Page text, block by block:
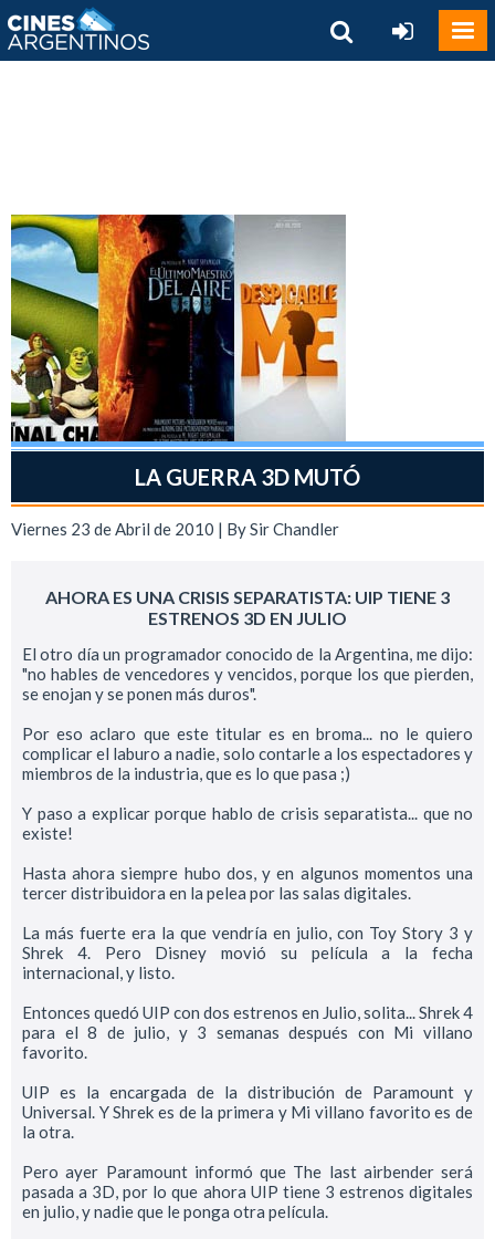
LA GUERRA 3D MUTÓ
Viernes 23 de Abril de 2010 | BySir Chandler
AHORA ES UNA CRISIS SEPARATISTA: UIP TIENE 3
ESTRENOS 3D EN JULIO
El otro día un programador conocido de la Argentina, me dijo:
"no hables de vencedores y vencidos, porque los que pierden,
se enojan y se ponen más duros".
Por eso aclaro que este titular es en broma... no le quiero
complicar el laburo a nadie, solo contarle a los espectadores y
miembros de la industria, que es lo que pasa ;)
Y paso a explicar porque hablo de crisis separatista... que no
existe!
Hasta ahora siempre hubo dos, y en algunos momentos una
tercer distribuidora en la pelea por las salas digitales.
La más fuerte era la que vendría en julio, con Toy Story 3 y
Shrek 4. Pero Disney movió su película a la fecha
internacional, y listo.
Entonces quedó UIP con dos estrenos en Julio, solita... Shrek 4
para el 8 de julio, y 3 semanas después con Mi villano
favorito.
UIP es la encargada de la distribución de Paramount y
Universal. Y Shrek es de la primera y Mi villano favorito es de
la otra.
Pero ayer Paramount informó que The last airbender será
pasada a 3D, por lo que ahora UIP tiene 3 estrenos digitales
en julio, y nadie que le ponga otra película.